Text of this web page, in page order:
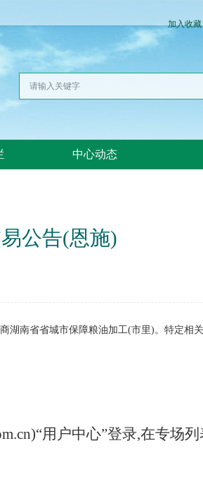
加入收藏
中心动态
公告(恩施)
湖南省省城市保障粮油加工(市里)。特定相
用户中心”登录,在专场